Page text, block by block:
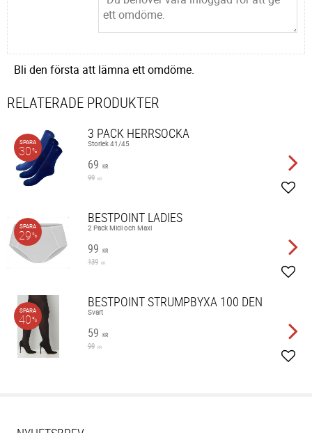
Bli den första att lämna ett omdöme.
RELATERADE PRODUKTER
3 PACK HERRSOCKA
Storlek 41/45
69 KR
99 KR
SPARA
30%
BESTPOINT LADIES
2 Pack Midi och Maxi
99 KR
139 KR
SPARA
29%
BESTPOINT STRUMPBYXA 100 DEN
Svart
59 KR
99 KR
SPARA
40%